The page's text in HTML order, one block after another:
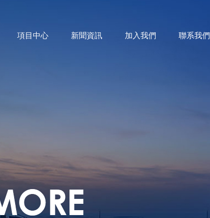
項目中心 新聞資訊 加入我們 聯系我們